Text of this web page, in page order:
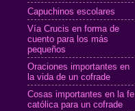
Capuchinos escolares
Vía Crucis en forma de
cuento para los más
pequeños
Oraciones importantes en
la vida de un cofrade
Cosas importantes en la fe
católica para un cofrade